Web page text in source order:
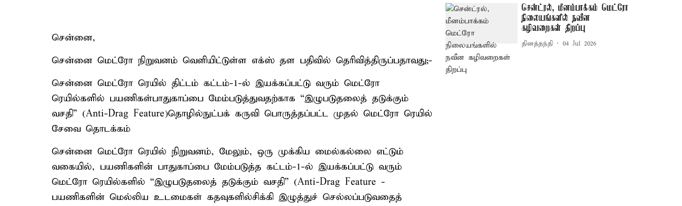
சென்னை,
சென்னை மெட்ரோ நிறுவனம் வெளியிட்டுள்ள எக்ஸ் தள பதிவில் தெரிவித்திருப்பதாவது;-
சென்னை மெட்ரோ ரெயில் திட்டம் கட்டம்-1-ல் இயக்கப்பட்டு வரும் மெட்ரோ
ரெயில்களில் பயணிகள்பாதுகாப்பை மேம்படுத்துவதற்காக “இழுபடுதலைத் தடுக்கும்
வசதி” (Anti-Drag Feature)தொழில்நுட்பக் கருவி பொருத்தப்பட்ட முதல் மெட்ரோ ரெயில்
சேவை தொடக்கம்
சென்னை மெட்ரோ ரெயில் நிறுவனம், மேலும், ஒரு முக்கிய மைல்கல்லை எட்டும்
வகையில், பயணிகளின் பாதுகாப்பை மேம்படுத்த கட்டம்-1-ல் இயக்கப்பட்டு வரும்
மெட்ரோ ரெயில்களில் “இழுபடுதலைத் தடுக்கும் வசதி” (Anti-Drag Feature -
பயணிகளின் மெல்லிய உடமைகள் கதவுகளில்சிக்கி இழுத்துச் செல்லப்படுவதைத்
சென்ட்ரல், மீனம்பாக்கம் மெட்ரோ
நிலையங்களில் நவீன
கழிவறைகள் திறப்பு
தினத்தந்தி 04 Jul 2026